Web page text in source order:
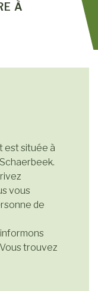
À
est située à
vous
de
trouvez